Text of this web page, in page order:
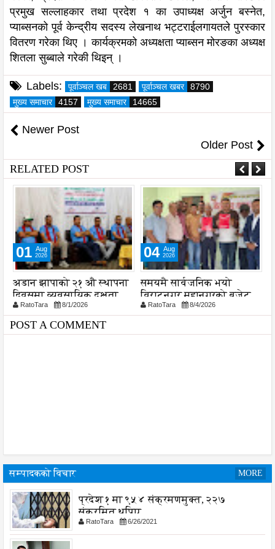
प्रमुख सल्लाहकार तथा प्रदेश १ का उपाध्यक्ष अर्जुन बस्नेत,
प्याब्सनको पूर्व केन्द्रीय सदस्य लेखनाथ भट्टराईलगायतले पुरस्कार
वितरण गरेका थिए । कार्यक्रमको अध्यक्षता प्याब्सन मोरङका अध्यक्ष
शितला सुब्बाले गरेकी थिइन् ।
Labels: पूर्वाञ्चल खब 2681 पूर्वाञ्चल खबर
8790
मुख्य समाचार
4157 मुख्य समाचार 14665
Newer Post
Older Post
RELATED POST
01 Aug
2026
अडान झापाको २१ औ स्थापना
दिवसमा व्यवसायिक दक्षता,
विश्वसनीयता र गुणस्तरमा
जोड
RatoTara 8/1/2026
04 Aug
2026
समयमै सार्वजनिक भयो
विराटनगर महानगरको बजेट
पुस्तिका, कार्यान्वयन प्रक्रिया
पनि सुरु
RatoTara 8/4/2026
POST A COMMENT
सम्पादकको विचार MORE
प्रदेश १ मा ९५४ संक्रमणमुक्त, २२७
संक्रमित थपिए
RatoTara 6/26/2021